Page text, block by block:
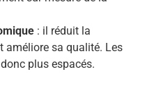
: il réduit la
améliore sa qualité. Les
plus espacés.